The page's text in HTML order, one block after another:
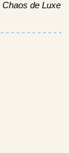
Chaos de Luxe